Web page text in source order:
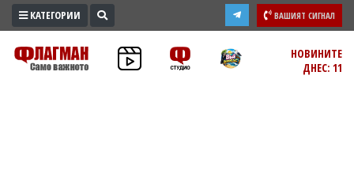
ПРОМО
ЗОНА
КАТЕГОРИИ ВАШИЯТ СИГНАЛ
НОВИНИТЕ
ДНЕС: 11